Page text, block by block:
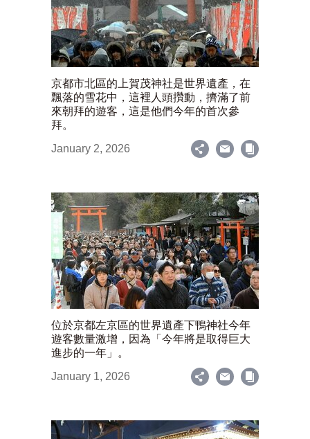
京都市北區的上賀茂神社是世界遺產，在
飄落的雪花中，這裡人頭攢動，擠滿了前
來朝拜的遊客，這是他們今年的首次參
拜。
January 2, 2026
位於京都左京區的世界遺產下鴨神社今年
遊客數量激增，因為「今年將是取得巨大
進步的一年」。
January 1, 2026